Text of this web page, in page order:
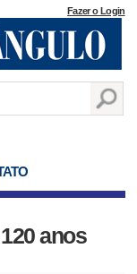
Fazer o Login
anos